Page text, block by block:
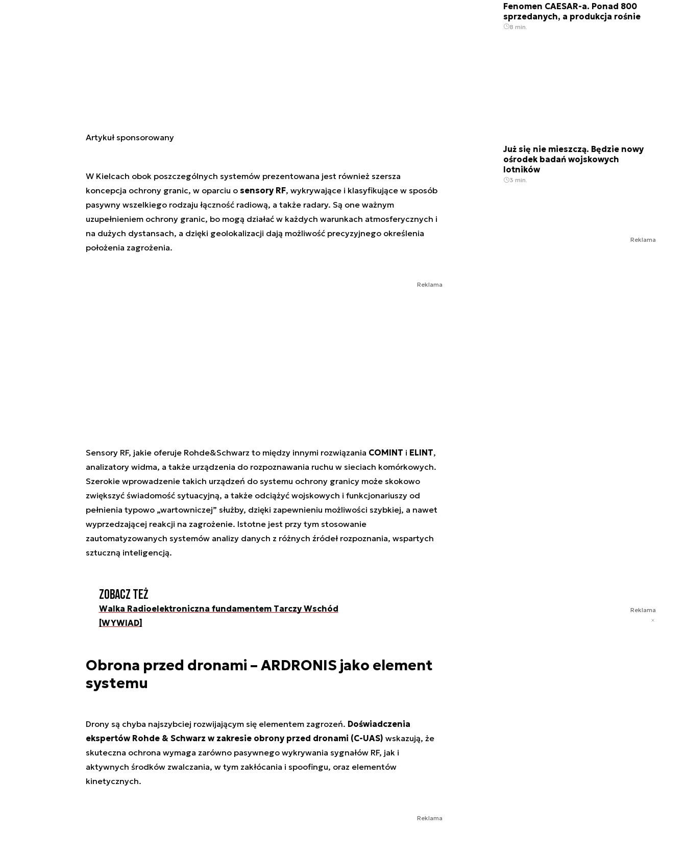
Artykuł sponsorowany
W Kielcach obok poszczególnych systemów prezentowana jest również szersza
koncepcja ochrony granic, w oparciu o sensory RF, wykrywające i klasyfikujące w sposób
pasywny wszelkiego rodzaju łączność radiową, a także radary. Są one ważnym
uzupełnieniem ochrony granic, bo mogą działać w każdych warunkach atmosferycznych i
na dużych dystansach, a dzięki geolokalizacji dają możliwość precyzyjnego określenia
położenia zagrożenia.
Reklama
Sensory RF, jakie oferuje Rohde&Schwarz to między innymi rozwiązania COMINT i ELINT,
analizatory widma, a także urządzenia do rozpoznawania ruchu w sieciach komórkowych.
Szerokie wprowadzenie takich urządzeń do systemu ochrony granicy może skokowo
zwiększyć świadomość sytuacyjną, a także odciążyć wojskowych i funkcjonariuszy od
pełnienia typowo „wartowniczej” służby, dzięki zapewnieniu możliwości szybkiej, a nawet
wyprzedzającej reakcji na zagrożenie. Istotne jest przy tym stosowanie
zautomatyzowanych systemów analizy danych z różnych źródeł rozpoznania, wspartych
sztuczną inteligencją.
Zobacz też
Walka Radioelektroniczna fundamentem Tarczy Wschód
[WYWIAD]
Obrona przed dronami – ARDRONIS jako element
systemu
Drony są chyba najszybciej rozwijającym się elementem zagrozeń. Doświadczenia
ekspertów Rohde & Schwarz w zakresie obrony przed dronami (C-UAS) wskazują, że
skuteczna ochrona wymaga zarówno pasywnego wykrywania sygnałów RF, jak i
aktywnych środków zwalczania, w tym zakłócania i spoofingu, oraz elementów
kinetycznych.
Reklama
Fenomen CAESAR-a. Ponad 800
sprzedanych, a produkcja rośnie
8 min.
Już się nie mieszczą. Będzie nowy
ośrodek badań wojskowych
lotników
3 min.
Reklama
Reklama